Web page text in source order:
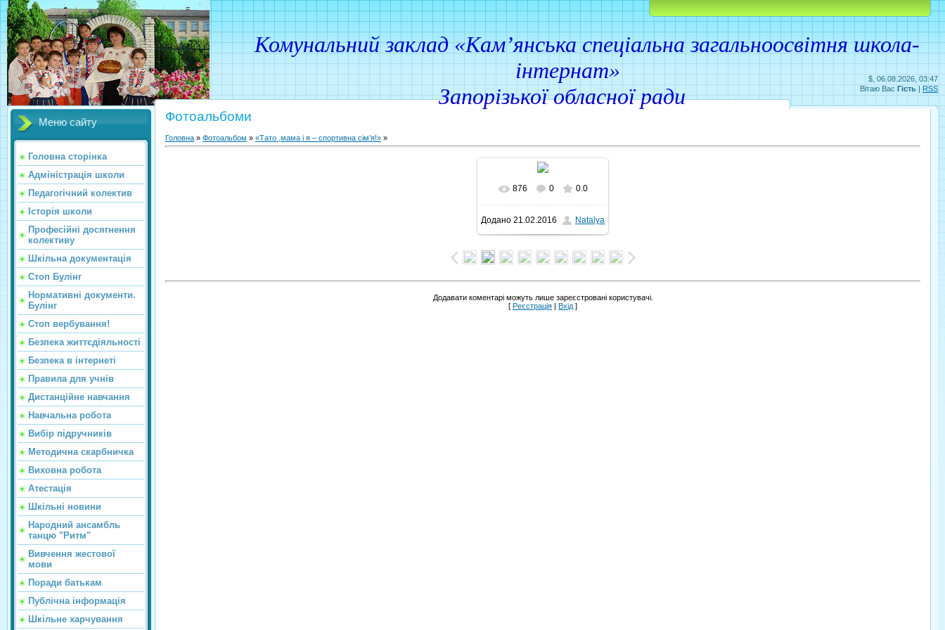
$, 06.08.2026, 03:47
Вітаю Вас Гість | RSS
Комунальний заклад «Кам’янська спеціальна загальноосвітня школа-
інтернат»
Запорізької обласної ради
Меню сайту
Головна сторінка
Адміністрація школи
Педагогічний колектив
Історія школи
Професійні досягнення
колективу
Шкільна документація
Стоп Булінг
Нормативні документи.
Булінг
Стоп вербування!
Безпека життєдіяльності
Безпека в інтернеті
Правила для учнів
Дистанційне навчання
Навчальна робота
Вибір підручників
Методична скарбничка
Виховна робота
Атестація
Шкільні новини
Народний ансамбль
танцю "Ритм"
Вивчення жестової
мови
Поради батькам
Публічна інформація
Шкільне харчування
Фотоальбоми
Головна » Фотоальбом » «Тато ,мама і я – спортивна сім’я!» »
У реальному розмірі
1600x997/ 234.3Kb
876 0 0.0
Додано 21.02.2016 Natalya
Додавати коментарі можуть лише зареєстровані користувачі.
[ Реєстрація | Вхід ]